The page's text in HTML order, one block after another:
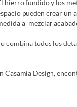
hierro fundido y los
pueden crear un
al mezclar
combina todos los
Casamía Design,